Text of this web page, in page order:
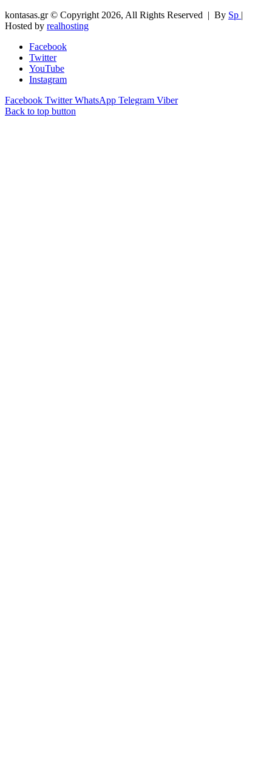
kontasas.gr © Copyright 2026, All Rights Reserved | By Sp |
Hosted by realhosting
Facebook
Twitter
YouTube
Instagram
Facebook Twitter WhatsApp Telegram Viber
Back to top button